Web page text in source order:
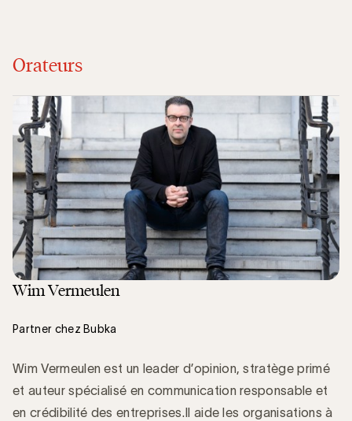
Orateurs
Wim Vermeulen
Partner chez Bubka
Wim Vermeulen est un leader d’opinion, stratège primé
et auteur spécialisé en communication responsable et
en crédibilité des entreprises.Il aide les organisations à